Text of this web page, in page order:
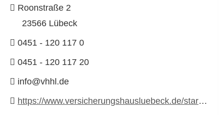
Roonstraße 2
23566 Lübeck
0451 - 120 117 0
0451 - 120 117 20
info@vhhl.de
https://www.versicherungshausluebeck.de/startseite